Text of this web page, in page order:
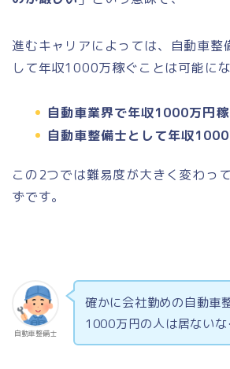
進むキャリアによっては、自動車整
して年収1000万稼ぐことは可能にな
自動車業界で年収1000万円
自動車整備士として年収
この2つでは難易度が大きく変わっ
ずです。
自動車整備士
確かに会社勤めの自動車
1000万円の人は居ない